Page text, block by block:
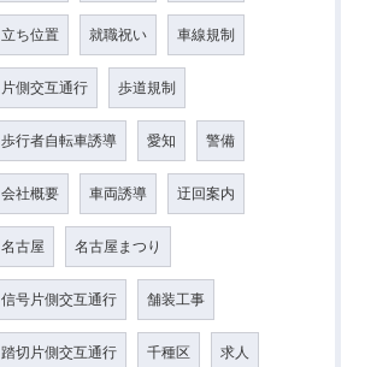
立ち位置 就職祝い 車線規制
片側交互通行 歩道規制
歩行者自転車誘導 愛知 警備
会社概要 車両誘導 迂回案内
名古屋 名古屋まつり
信号片側交互通行 舗装工事
踏切片側交互通行 千種区 求人